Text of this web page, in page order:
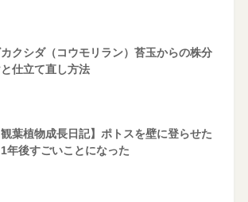
カクシダ（コウモリラン）苔玉からの株分
仕立て直し方法
観葉植物成長日記】ポトスを壁に登らせた
1年後すごいことになった